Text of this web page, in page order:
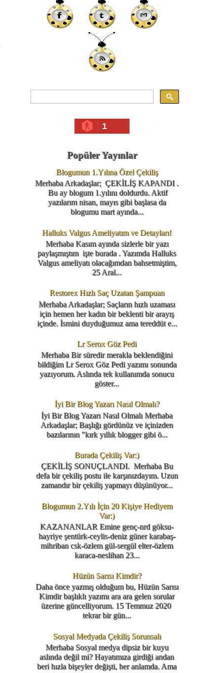
1
Popüler Yayınlar
Blogumun 1.Yılına Özel Çekiliş
Merhaba Arkadaşlar; ÇEKİLİŞ KAPANDI .
Bu ay blogum 1.yılını doldurdu. Aktif
yazılarım nisan, mayıs gibi başlasa da
blogumu mart ayında...
Halluks Valgus Ameliyatım ve Detayları!
Merhaba Kasım ayında sizlerle bir yazı
paylaşmıştım işte burada . Yazımda Halluks
Valgus ameliyatı olacağımdan bahsetmiştim,
25 Aral...
Restorex Hızlı Saç Uzatan Şampuan
Merhaba Arkadaşlar; Saçların hızlı uzaması
için hemen her kadın bir beklenti bir arayış
içinde. İsmini duyduğumuz ama tereddüt e...
Lr Serox Göz Pedi
Merhaba Bir süredir merakla beklendiğini
bildiğim Lr Serox Göz Pedi yazımı sonunda
yazıyorum. Aslında tek kullanımda sonucu
göster...
İyi Bir Blog Yazarı Nasıl Olmalı?
İyi Bir Blog Yazarı Nasıl Olmalı Merhaba
Arkadaşlar; Başlığı gördünüz ve içinizden
bazılarının "kırk yıllık blogger gibi ö...
Burada Çekiliş Var:)
ÇEKİLİŞ SONUÇLANDI. Merhaba Bu
defa bir çekiliş postu ile karşınızdayım. Uzun
zamandır bir çekiliş yapmayı düşünüyor...
Blogumun 2.Yılı İçin 20 Kişiye Hediyem
Var:)
KAZANANLAR Emine genç-nrd göksu-
hayriye şentürk-ceylis-deniz güner karabaş-
mihriban csk-özlem gül-sergül elter-özlem
karaca-neslihan 23...
Hüzün Sarısı Kimdir?
Daha önce yazmış olduğum bu, Hüzün Sarısı
Kimdir başlıklı yazımı ara ara gelen sorular
üzerine güncelliyorum. 15 Temmuz 2020
tekrar bir gün...
Sosyal Medyada Çekiliş Sorunsalı
Merhaba Sosyal medya dipsiz bir kuyu
aslında değil mi? Hayatımıza girdiği andan
beri hızla bişeyler değişti, her anlamda. Ama